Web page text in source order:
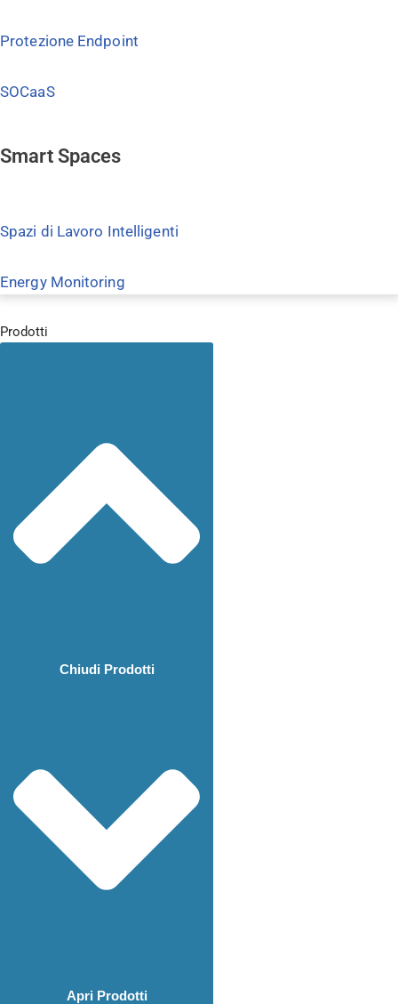
Protezione Endpoint
SOCaaS
Smart Spaces
Spazi di Lavoro Intelligenti
Energy Monitoring
Prodotti
Chiudi Prodotti
Apri Prodotti